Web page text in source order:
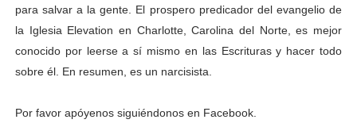
para salvar a la gente. El prospero predicador del evangelio de
la Iglesia Elevation en Charlotte, Carolina del Norte, es mejor
conocido por leerse a sí mismo en las Escrituras y hacer todo
sobre él. En resumen, es un narcisista.
Por favor apóyenos siguiéndonos en Facebook.